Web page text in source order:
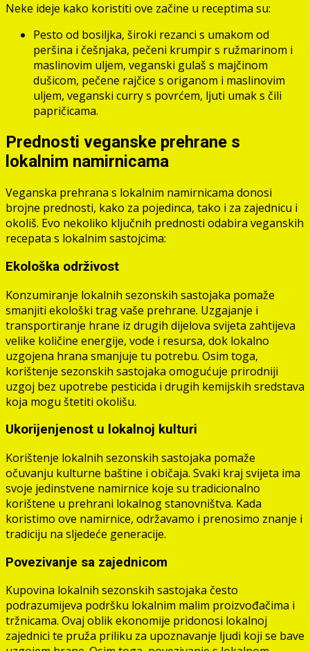
Neke ideje kako koristiti ove začine u receptima su:
Pesto od bosiljka, široki rezanci s umakom od
peršina i češnjaka, pečeni krumpir s ružmarinom i
maslinovim uljem, veganski gulaš s majčinom
dušicom, pečene rajčice s origanom i maslinovim
uljem, veganski curry s povrćem, ljuti umak s čili
papričicama.
Prednosti veganske prehrane s
lokalnim namirnicama
Veganska prehrana s lokalnim namirnicama donosi
brojne prednosti, kako za pojedinca, tako i za zajednicu i
okoliš. Evo nekoliko ključnih prednosti odabira veganskih
recepata s lokalnim sastojcima:
Ekološka održivost
Konzumiranje lokalnih sezonskih sastojaka pomaže
smanjiti ekološki trag vaše prehrane. Uzgajanje i
transportiranje hrane iz drugih dijelova svijeta zahtijeva
velike količine energije, vode i resursa, dok lokalno
uzgojena hrana smanjuje tu potrebu. Osim toga,
korištenje sezonskih sastojaka omogućuje prirodniji
uzgoj bez upotrebe pesticida i drugih kemijskih sredstava
koja mogu štetiti okolišu.
Ukorijenjenost u lokalnoj kulturi
Korištenje lokalnih sezonskih sastojaka pomaže
očuvanju kulturne baštine i običaja. Svaki kraj svijeta ima
svoje jedinstvene namirnice koje su tradicionalno
korištene u prehrani lokalnog stanovništva. Kada
koristimo ove namirnice, održavamo i prenosimo znanje i
tradiciju na sljedeće generacije.
Povezivanje sa zajednicom
Kupovina lokalnih sezonskih sastojaka često
podrazumijeva podršku lokalnim malim proizvođačima i
tržnicama. Ovaj oblik ekonomije pridonosi lokalnoj
zajednici te pruža priliku za upoznavanje ljudi koji se bave